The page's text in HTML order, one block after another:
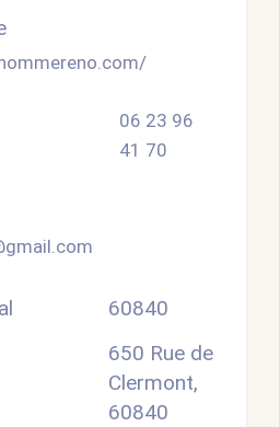
06 23 96
41 70
60840
650 Rue de
Clermont,
60840